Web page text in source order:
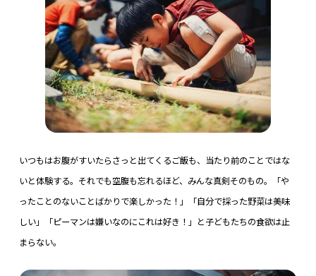
いつもはお腹がすいたらさっと出てくるご飯も、当たり前のことではな
いと体験する。それでも空腹も忘れるほど、みんな真剣そのもの。「や
ったことのないことばかりで楽しかった！」「自分で採った野菜は美味
しい」「ピーマンは嫌いなのにこれは好き！」と子どもたちの食欲は止
まらない。